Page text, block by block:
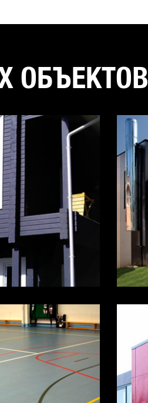
ОБЪЕКТОВ